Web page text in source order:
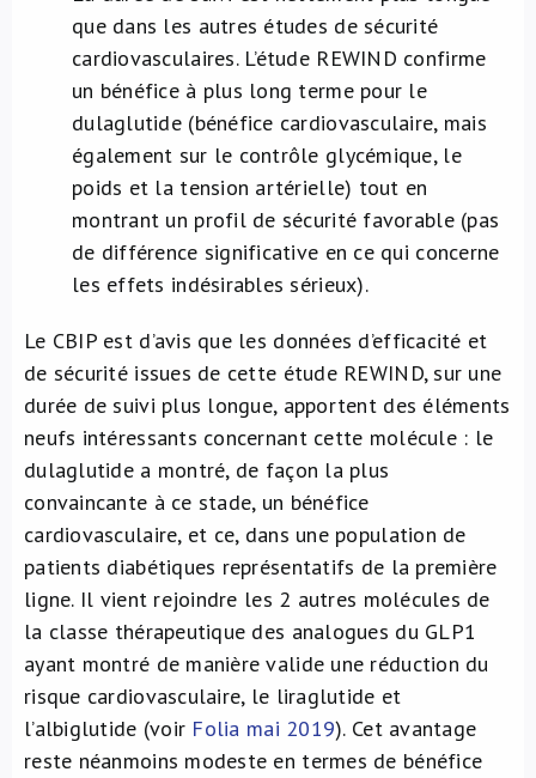
que dans les autres études de sécurité
cardiovasculaires. L’étude REWIND confirme
un bénéfice à plus long terme pour le
dulaglutide (bénéfice cardiovasculaire, mais
également sur le contrôle glycémique, le
poids et la tension artérielle) tout en
montrant un profil de sécurité favorable (pas
de différence significative en ce qui concerne
les effets indésirables sérieux).
Le CBIP est d’avis que les données d’efficacité et
de sécurité issues de cette étude REWIND, sur une
durée de suivi plus longue, apportent des éléments
neufs intéressants concernant cette molécule : le
dulaglutide a montré, de façon la plus
convaincante à ce stade, un bénéfice
cardiovasculaire, et ce, dans une population de
patients diabétiques représentatifs de la première
ligne. Il vient rejoindre les 2 autres molécules de
la classe thérapeutique des analogues du GLP1
ayant montré de manière valide une réduction du
risque cardiovasculaire, le liraglutide et
l’albiglutide (voir Folia mai 2019). Cet avantage
reste néanmoins modeste en termes de bénéfice